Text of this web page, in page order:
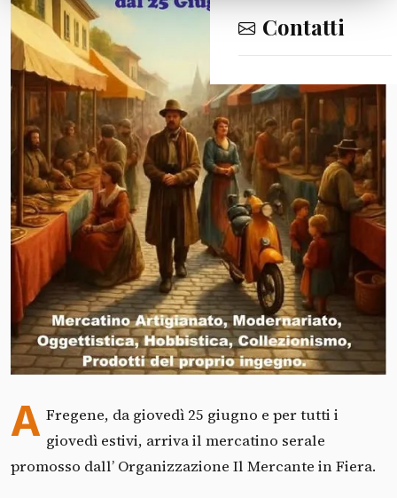
Contatti
A Fregene, da giovedì 25 giugno e per tutti i
giovedì estivi, arriva il mercatino serale
promosso dall’ Organizzazione Il Mercante in Fiera.